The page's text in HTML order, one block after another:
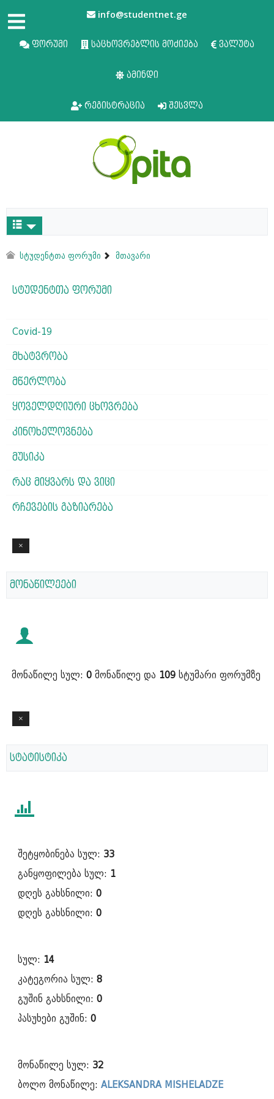
info@studentnet.ge
ფორუმი საცხოვრებლის მოძიება ვალუტა
ამინდი
რეგისტრაცია შესვლა
სტუდენტთა ფორუმი მთავარი
სტუდენტთა ფორუმი
Covid-19
მხატვრობა
მწერლობა
ყოველდღიური ცხოვრება
კინოხელოვნება
მუსიკა
რაც მიყვარს და ვიცი
რჩევების გაზიარება
მონაწილეები
მონაწილე სულ: 0 მონაწილე და 109 სტუმარი ფორუმზე
სტატისტიკა
შეტყობინება სულ: 33
განყოფილება სულ: 1
დღეს გახსნილი: 0
დღეს გახსნილი: 0
სულ: 14
კატეგორია სულ: 8
გუშინ გახსნილი: 0
პასუხები გუშინ: 0
მონაწილე სულ: 32
ბოლო მონაწილე: ALEKSANDRA MISHELADZE